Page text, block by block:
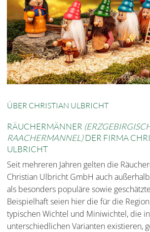
ÜBER CHRISTIAN ULBRICHT
RÄUCHERMÄNNER
RAACHERMANNEL)DER FIRMA
ULBRICHT
Seit mehreren Jahren gelten die
Christian Ulbricht GmbH auch
als besonders populäre sowie
Beispielhaft seien hier die für die
typischen Wichtel und Miniwichtel, die in
unterschiedlichen Varianten existieren,